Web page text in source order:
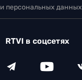
персональных данных
RTVI в соцсетях